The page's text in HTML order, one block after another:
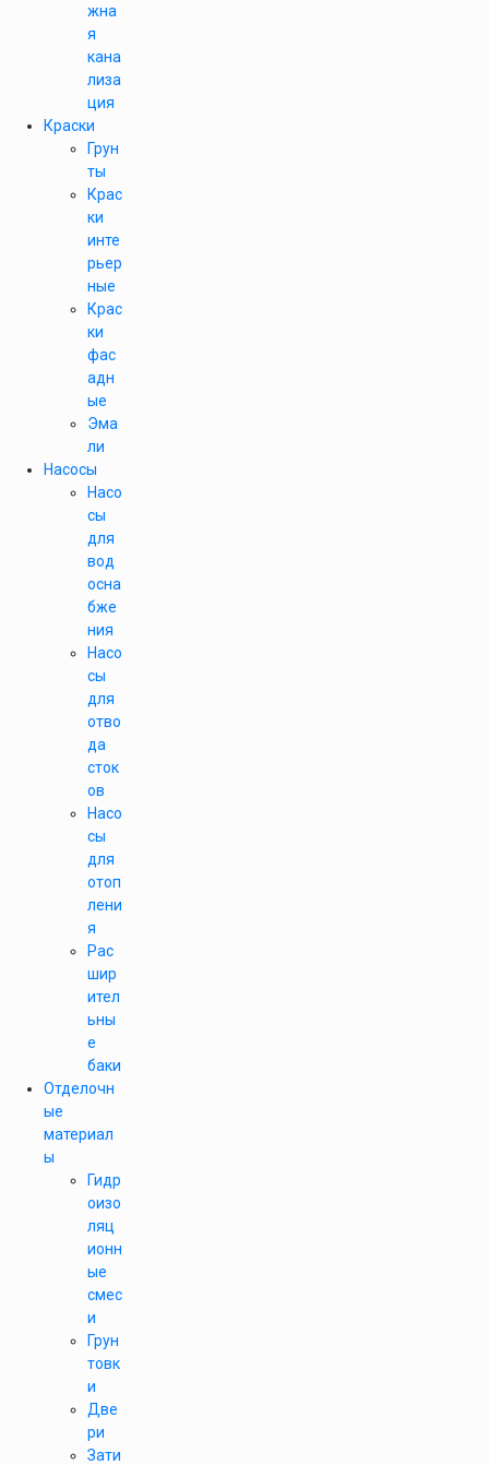
жна
я
кана
лиза
ция
Краски
Грун
ты
Крас
ки
инте
рьер
ные
Крас
ки
фас
адн
ые
Эма
ли
Насосы
Насо
сы
для
вод
осна
бже
ния
Насо
сы
для
отво
да
сток
ов
Насо
сы
для
отоп
лени
я
Рас
шир
ител
ьны
е
баки
Отделочн
ые
материал
ы
Гидр
оизо
ляц
ионн
ые
смес
и
Грун
товк
и
Две
ри
Зати